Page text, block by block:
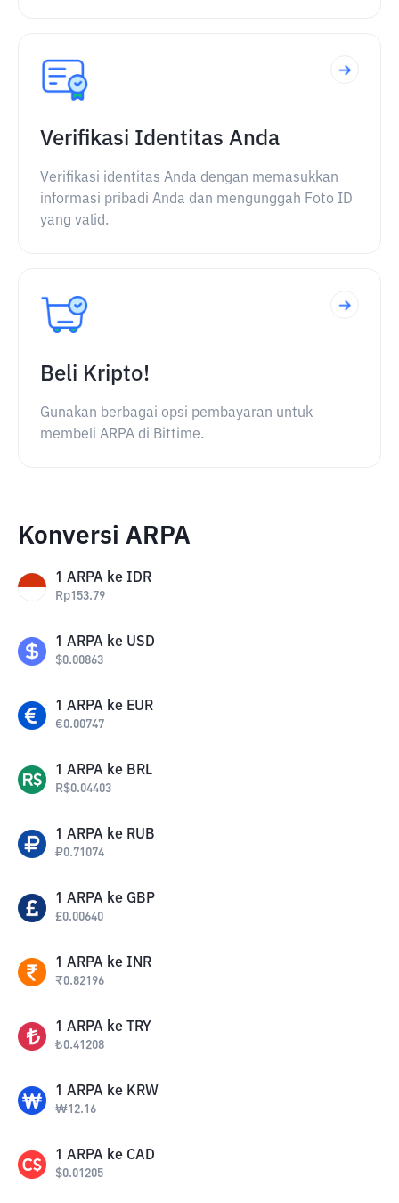
Verifikasi Identitas Anda
Verifikasi identitas Anda dengan memasukkan
informasi pribadi Anda dan mengunggah Foto ID
yang valid.
Beli Kripto!
Gunakan berbagai opsi pembayaran untuk
membeli ARPA di Bittime.
Konversi ARPA
1 ARPA ke IDR
Rp153.79
1 ARPA ke USD
$0.00863
1 ARPA ke EUR
€0.00747
1 ARPA ke BRL
R$0.04403
1 ARPA ke RUB
₽0.71074
1 ARPA ke GBP
£0.00640
1 ARPA ke INR
₹0.82196
1 ARPA ke TRY
₺0.41208
1 ARPA ke KRW
₩12.16
1 ARPA ke CAD
$0.01205